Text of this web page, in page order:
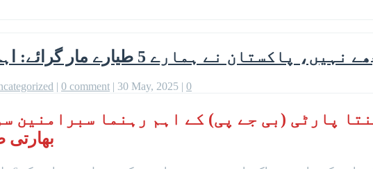
ہمارے 5 طیارے مار گرائے: اہم بی جے پی رہنما نے اعتراف کرلیا
| 0 comment | 30 May, 2025 | 0